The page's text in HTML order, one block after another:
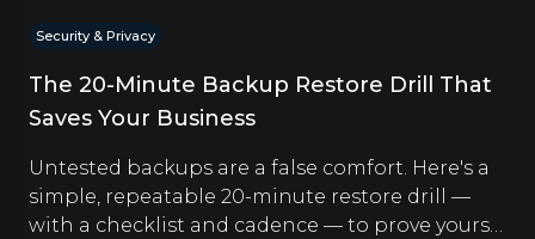
Security & Privacy
The 20-Minute Backup Restore Drill That
Saves Your Business
Untested backups are a false comfort. Here's a
simple, repeatable 20-minute restore drill —
with a checklist and cadence — to prove yours